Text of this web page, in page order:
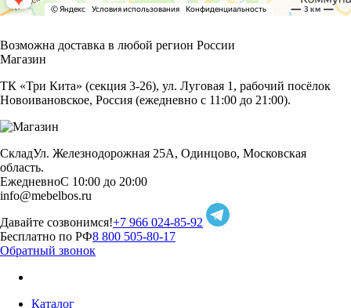
Возможна доставка в любой регион России
Магазин
ТК «Три Кита» (секция 3-26), ул. Луговая 1, рабочий посёлок
Новоивановское, Россия (ежедневно с 11:00 до 21:00).
СкладУл. Железнодорожная 25А, Одинцово, Московская
область.
ЕжедневноС 10:00 до 20:00
info@mebelbos.ru
Давайте созвонимся!+7 966 024-85-92
Бесплатно по РФ8 800 505-80-17
Обратный звонок
Каталог